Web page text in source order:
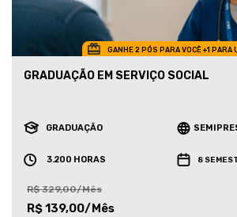
GANHE 2 PÓS PARA VOCÊ +1 PARA
GRADUAÇÃO EM SERVIÇO SOCIAL
GRADUAÇÃO
3.200 HORAS 8
R$ 329,00/Mês
R$ 139,00/Mês